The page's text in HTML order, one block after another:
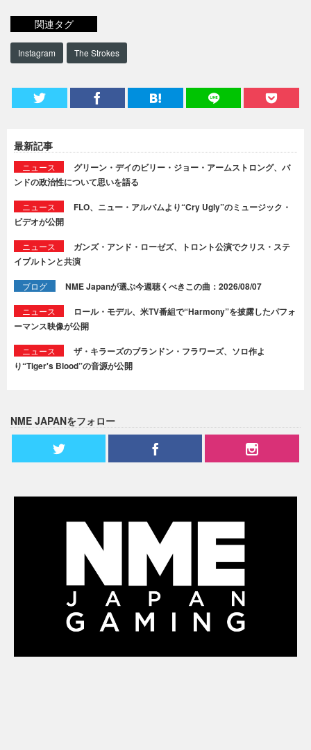
関連タグ
Instagram The Strokes
最新記事
ニュース
グリーン・デイのビリー・ジョー・アームストロング、バ
ンドの政治性について思いを語る
ニュース
FLO、ニュー・アルバムより“Cry Ugly”のミュージック・
ビデオが公開
ニュース
ガンズ・アンド・ローゼズ、トロント公演でクリス・ステ
イプルトンと共演
ブログ NME Japanが選ぶ今週聴くべきこの曲：2026/08/07
ニュース
ロール・モデル、米TV番組で“Harmony”を披露したパフォ
ーマンス映像が公開
ニュース
ザ・キラーズのブランドン・フラワーズ、ソロ作よ
り“Tiger's Blood”の音源が公開
NME JAPANをフォロー